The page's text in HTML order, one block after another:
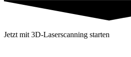
Jetzt mit 3D-Laserscanning starten